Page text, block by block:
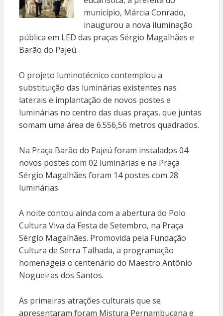
município, Márcia Conrado,
inaugurou a nova iluminação
pública em LED das praças Sérgio Magalhães e
Barão do Pajeú.
O projeto luminotécnico contemplou a
substituição das luminárias existentes nas
laterais e implantação de novos postes e
luminárias no centro das duas praças, que juntas
somam uma área de 6.556,56 metros quadrados.
Na Praça Barão do Pajeú foram instalados 04
novos postes com 02 luminárias e na Praça
Sérgio Magalhães foram 14 postes com 28
luminárias.
A noite contou ainda com a abertura do Polo
Cultura Viva da Festa de Setembro, na Praça
Sérgio Magalhães. Promovida pela Fundação
Cultura de Serra Talhada, a programação
homenageia o centenário do Maestro Antônio
Nogueiras dos Santos.
As primeiras atrações culturais que se
apresentaram foram Mistura Pernambucana e